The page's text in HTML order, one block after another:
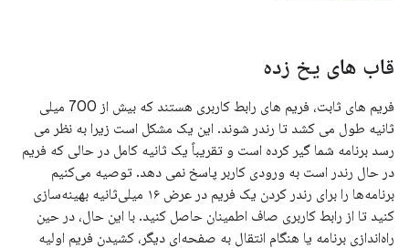
قاب های یخ زده
فریم های ثابت، فریم های رابط کاربری هستند که بیش از 700 میلی
ثانیه طول می کشد تا رندر شوند. این یک مشکل است زیرا به نظر می
رسد برنامه شما گیر کرده است و تقریباً یک ثانیه کامل در حالی که فریم
در حال رندر است به ورودی کاربر پاسخ نمی دهد. توصیه می‌کنیم
برنامه‌ها را برای رندر کردن یک فریم در عرض ۱۶ میلی‌ثانیه بهینه‌سازی
کنید تا از رابط کاربری صاف اطمینان حاصل کنید. با این حال، در حین
راه‌اندازی برنامه یا هنگام انتقال به صفحه‌ای دیگر، کشیدن فریم اولیه